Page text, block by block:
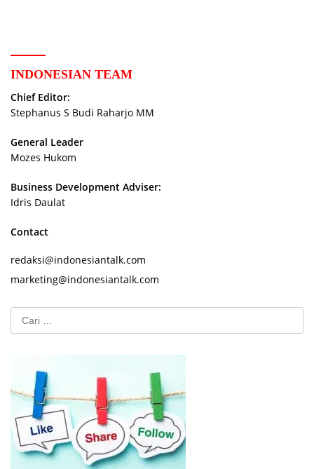
INDONESIAN TEAM
Chief Editor:
Stephanus S Budi Raharjo MM
General Leader
Mozes Hukom
Business Development Adviser:
Idris Daulat
Contact
redaksi@indonesiantalk.com
marketing@indonesiantalk.com
Cari
untuk: